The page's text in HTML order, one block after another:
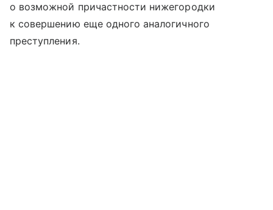
о возможной причастности нижегородки
к совершению еще одного аналогичного
преступления.